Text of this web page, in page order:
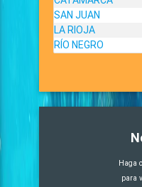
SAN JUAN
LA RIOJA
RÍO NEGRO
Haga
para